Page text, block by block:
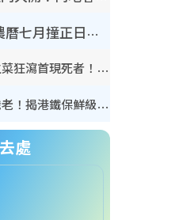
鬼門開2026｜農曆七月撞正日全食特別邪？專家警告切忌做一事！揭4大禁忌+2招保平安
奪命寄生蟲｜食生菜狂瀉首現死者！疫潮惡化錄1.8萬宗病例 揭洗菜3大謬誤
內地客歎港人唔識老！揭港鐵保鮮級冷氣 港人求放過：咪投訴
處